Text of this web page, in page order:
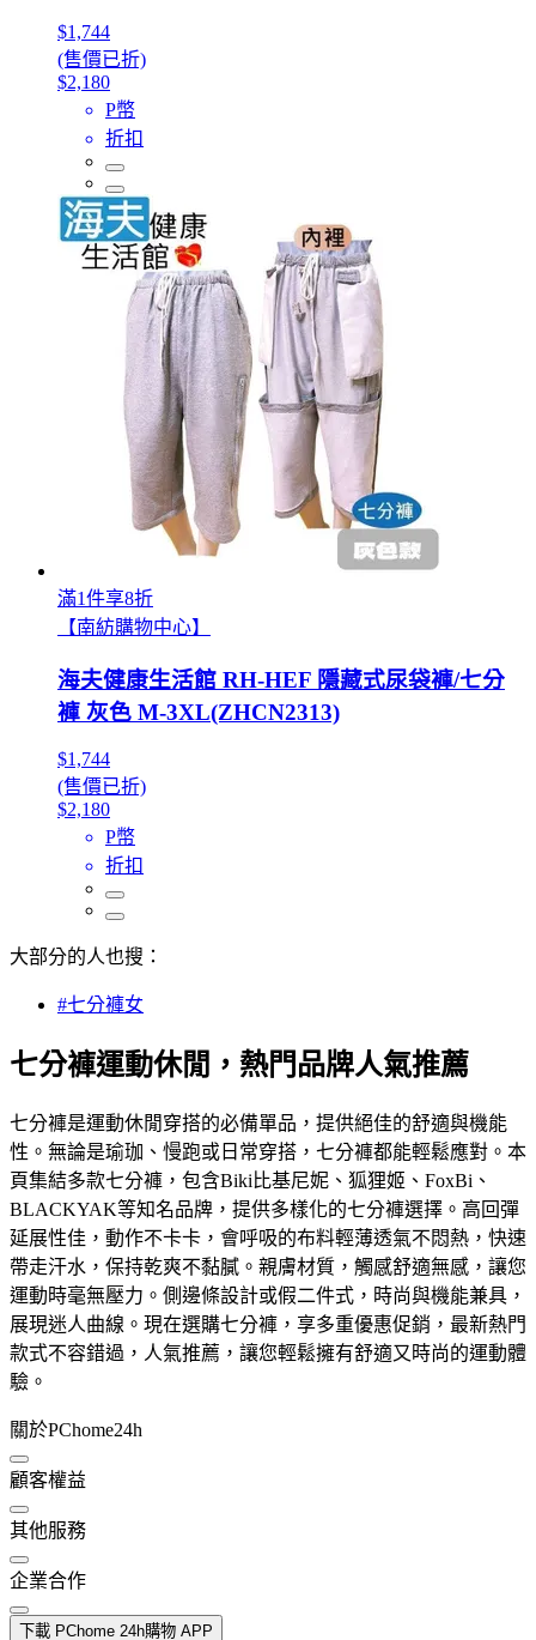
$1,744
(售價已折)
$2,180
P幣
折扣
滿1件享8折
【南紡購物中心】
海夫健康生活館 RH-HEF 隱藏式尿袋褲/七分
褲 灰色 M-3XL(ZHCN2313)
$1,744
(售價已折)
$2,180
P幣
折扣
大部分的人也搜：
#七分褲女
七分褲運動休閒，熱門品牌人氣推薦
七分褲是運動休閒穿搭的必備單品，提供絕佳的舒適與機能
性。無論是瑜珈、慢跑或日常穿搭，七分褲都能輕鬆應對。本
頁集結多款七分褲，包含Biki比基尼妮、狐狸姬、FoxBi、
BLACKYAK等知名品牌，提供多樣化的七分褲選擇。高回彈
延展性佳，動作不卡卡，會呼吸的布料輕薄透氣不悶熱，快速
帶走汗水，保持乾爽不黏膩。親膚材質，觸感舒適無感，讓您
運動時毫無壓力。側邊條設計或假二件式，時尚與機能兼具，
展現迷人曲線。現在選購七分褲，享多重優惠促銷，最新熱門
款式不容錯過，人氣推薦，讓您輕鬆擁有舒適又時尚的運動體
驗。
關於PChome24h
顧客權益
其他服務
企業合作
下載 PChome 24h購物 APP